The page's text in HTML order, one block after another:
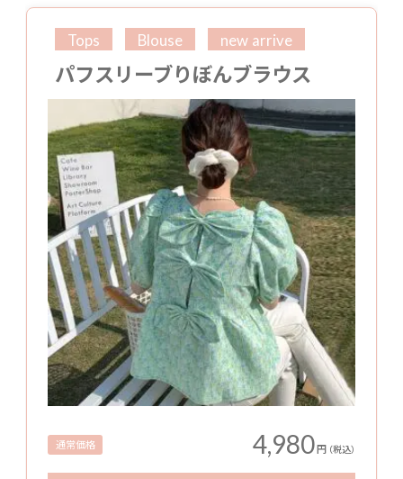
Tops Blouse new arrive
パフスリーブりぼんブラウス
通常価格 4,980円 （税込）